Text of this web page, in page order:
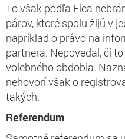
To však podľa Fica
párov, ktoré spolu žijú v
napríklad o právo na
partnera. Nepovedal, či
volebného obdobia.
nehovorí však o
takých.
Referendum